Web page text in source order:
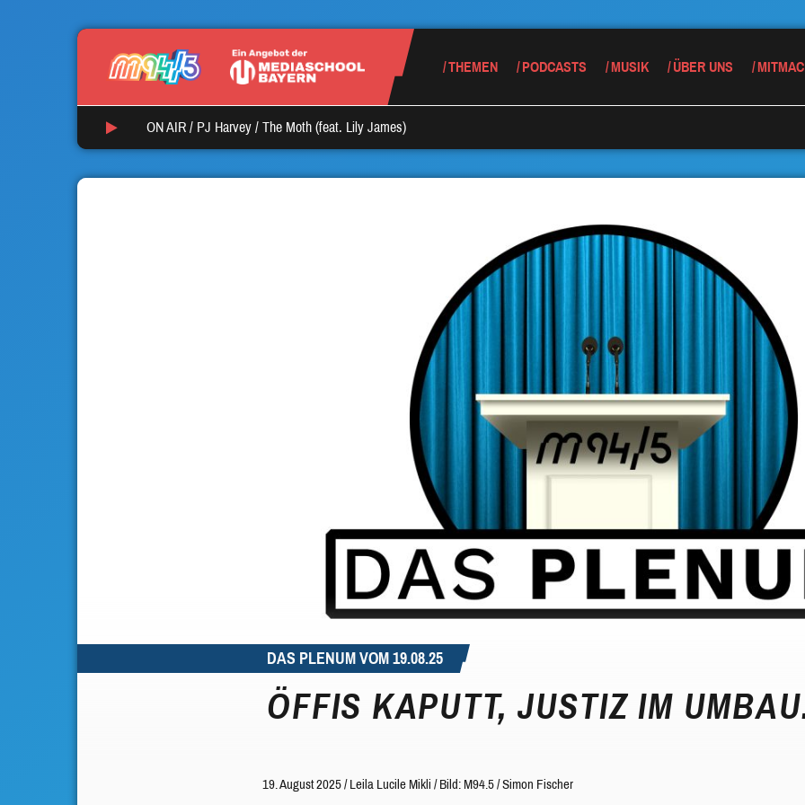
THEMEN PODCASTS MUSIK ÜBER UNS
ON AIR / PJ Harvey / The Moth (feat. Lily James)
DAS PLENUM VOM 19.08.25
ÖFFIS KAPUTT, JUSTIZ IM
19. August 2025/Leila Lucile Mikli /Bild: M94.5 / Simon Fischer